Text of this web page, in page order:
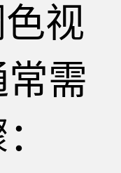
视
需